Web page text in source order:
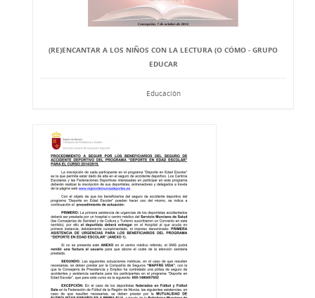
(RE)ENCANTAR A LOS NIÑOS CON LA LECTURA (O CÓMO - GRUPO
EDUCAR
Educación